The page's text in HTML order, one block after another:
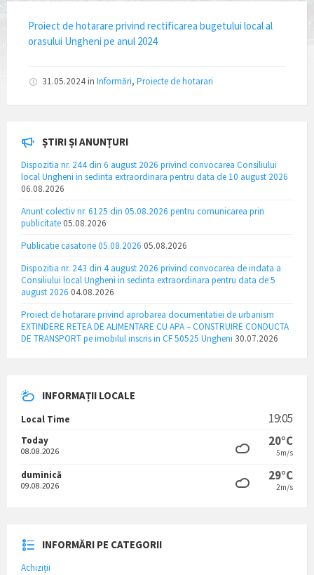
Proiect de hotarare privind rectificarea bugetului local al
orasului Ungheni pe anul 2024
31.05.2024in Informări, Proiecte de hotarari
ȘTIRI ȘI ANUNȚURI
Dispozitia nr. 244 din 6 august 2026 privind convocarea Consiliului
local Ungheni in sedinta extraordinara pentru data de 10 august 2026
06.08.2026
Anunt colectiv nr. 6125 din 05.08.2026 pentru comunicarea prin
publicitate 05.08.2026
Publicatie casatorie 05.08.2026 05.08.2026
Dispozitia nr. 243 din 4 august 2026 privind convocarea de indata a
Consiliului local Ungheni in sedinta extraordinara pentru data de 5
august 2026 04.08.2026
Proiect de hotarare privind aprobarea documentatiei de urbanism
EXTINDERE RETEA DE ALIMENTARE CU APA – CONSTRUIRE CONDUCTA
DE TRANSPORT pe imobilul inscris in CF 50525 Ungheni 30.07.2026
INFORMAȚII LOCALE
Local Time 19:05
Today
08.08.2026
20°C
5m/s
duminică
09.08.2026
29°C
2m/s
INFORMĂRI PE CATEGORII
Achiziții